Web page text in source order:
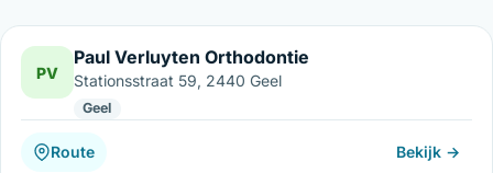
PV
Paul Verluyten Orthodontie
Stationsstraat 59, 2440 Geel
Geel
Route Bekijk →